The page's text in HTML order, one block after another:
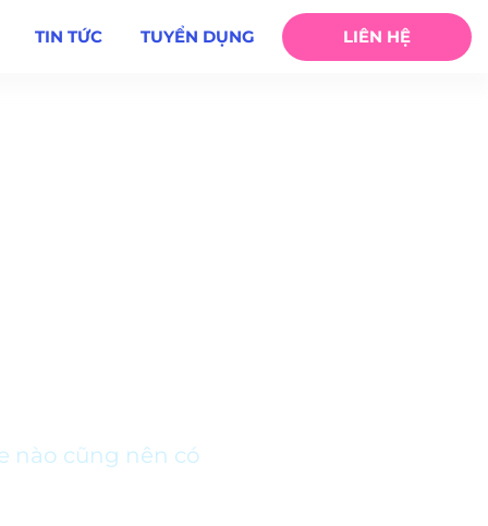
TIN TỨC TUYỂN DỤNG LIÊN HỆ
nào cũng nên có